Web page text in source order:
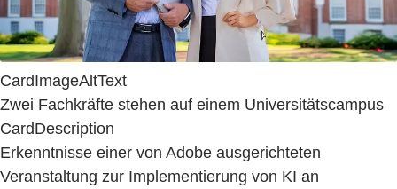
CardImageAltText
Zwei Fachkräfte stehen auf einem Universitätscampus
CardDescription
Erkenntnisse einer von Adobe ausgerichteten
Veranstaltung zur Implementierung von KI an